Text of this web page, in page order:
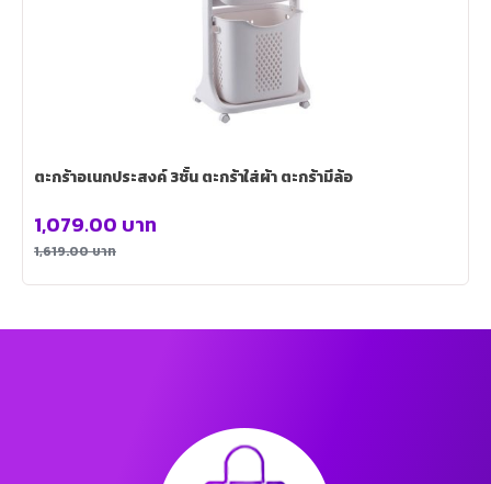
ตะกร้าอเนกประสงค์ 3ชั้น ตะกร้าใส่ผ้า ตะกร้ามีล้อ
1,619.00บาท
1,079.00 บาท